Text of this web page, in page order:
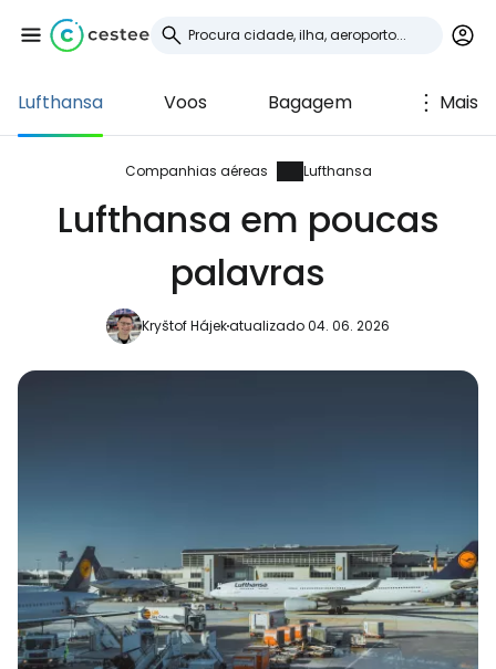
Lufthansa Voos Bagagem Mais
Companhias aéreas Lufthansa
Lufthansa em poucas
palavras
Kryštof Hájekatualizado 04. 06. 2026
Iniciar sessão no
Cestee
... a comunidade mundial de viajantes
Continuar com o Google